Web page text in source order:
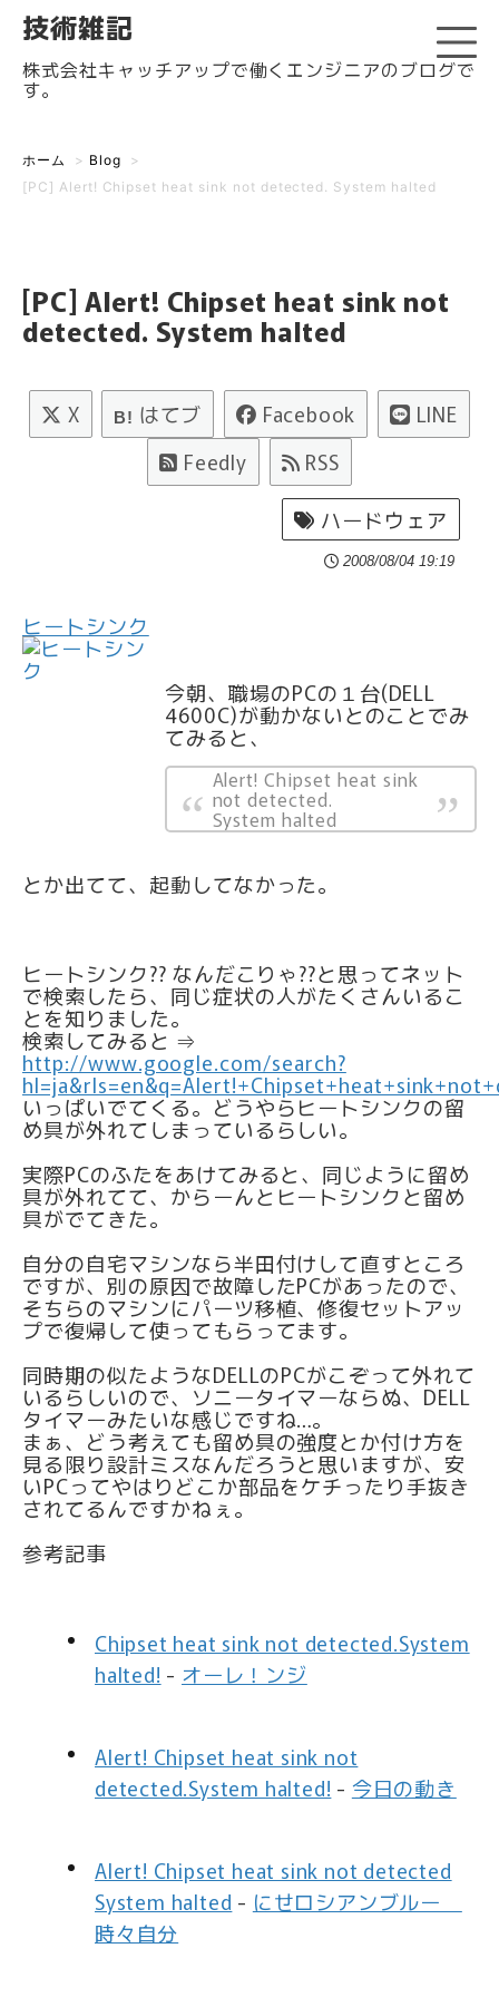
技術雑記
株式会社キャッチアップで働くエンジニアのブログで
す。
ホーム > Blog
>
[PC] Alert! Chipset heat sink not detected. System halted
[PC] Alert! Chipset heat sink not
detected. System halted
X B! はてブ Facebook
LINE
Feedly
RSS
ハードウェア
2008/08/04 19:19
ヒートシンク
今朝、職場のPCの１台(DELL
4600C)が動かないとのことでみ
てみると、
Alert! Chipset heat sink
not detected.
System halted
とか出てて、起動してなかった。
ヒートシンク?? なんだこりゃ??と思ってネット
で検索したら、同じ症状の人がたくさんいるこ
とを知りました。
検索してみると ⇒
http://www.google.com/search?
いっぱいでてくる。どうやらヒートシンクの留
め具が外れてしまっているらしい。
実際PCのふたをあけてみると、同じように留め
具が外れてて、からーんとヒートシンクと留め
具がでてきた。
自分の自宅マシンなら半田付けして直すところ
ですが、別の原因で故障したPCがあったので、
そちらのマシンにパーツ移植、修復セットアッ
プで復帰して使ってもらってます。
同時期の似たようなDELLのPCがこぞって外れて
いるらしいので、ソニータイマーならぬ、DELL
タイマーみたいな感じですね…。
まぁ、どう考えても留め具の強度とか付け方を
見る限り設計ミスなんだろうと思いますが、安
いPCってやはりどこか部品をケチったり手抜き
されてるんですかねぇ。
参考記事
Chipset heat sink not detected.System
halted! - オーレ！ンジ
Alert! Chipset heat sink not
detected.System halted! - 今日の動き
Alert! Chipset heat sink not detected
System halted - にせロシアンブルー
時々自分